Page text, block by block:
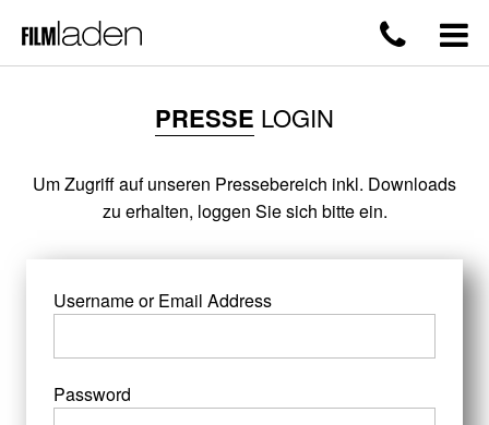
PRESSE LOGIN
Um Zugriff auf unseren Pressebereich inkl. Downloads
zu erhalten, loggen Sie sich bitte ein.
Username or Email Address
Password